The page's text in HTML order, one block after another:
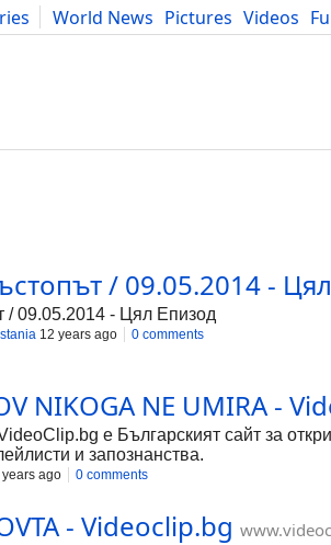
World News Pictures Videos
Literature Developers Blog
/ 09.05.2014 -
/ 09.05.2014 - Цял Епизод
12 years ago 0 comments
NIKOGA NE UMIRA -
е Българският сайт за
и запознанства.
years ago 0 comments
- Videoclip.bg